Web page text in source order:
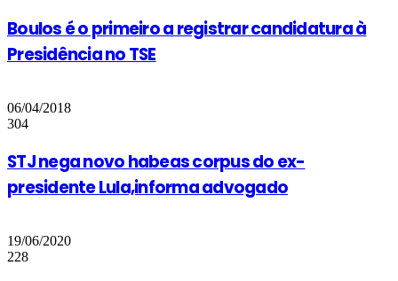
Boulos é o primeiro a registrar candidatura à
Presidência no TSE
06/04/2018
304
STJ nega novo habeas corpus do ex-
presidente Lula,informa advogado
19/06/2020
228